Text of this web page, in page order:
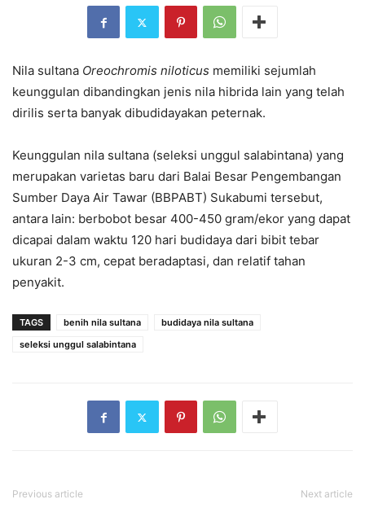
Nila sultana Oreochromis niloticus memiliki sejumlah
keunggulan dibandingkan jenis nila hibrida lain yang telah
dirilis serta banyak dibudidayakan peternak.
Keunggulan nila sultana (seleksi unggul salabintana) yang
merupakan varietas baru dari Balai Besar Pengembangan
Sumber Daya Air Tawar (BBPABT) Sukabumi tersebut,
antara lain: berbobot besar 400-450 gram/ekor yang dapat
dicapai dalam waktu 120 hari budidaya dari bibit tebar
ukuran 2-3 cm, cepat beradaptasi, dan relatif tahan
penyakit.
TAGS benih nila sultana
budidaya nila sultana
seleksi unggul salabintana
Previous article Next article